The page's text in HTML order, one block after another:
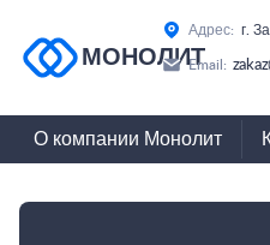
МОНОЛИТ
Адрес: г.
Email:
О компании Монолит